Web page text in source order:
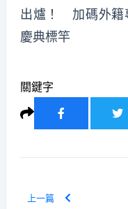
出爐！ 加碼外籍
慶典標竿
關鍵字
上一篇